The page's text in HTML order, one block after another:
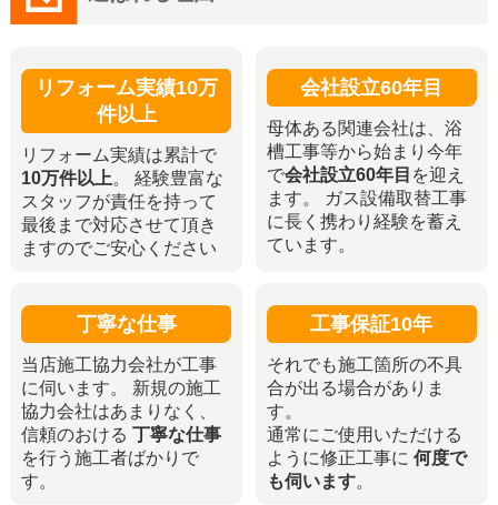
リフォーム実績10万
件以上
リフォーム実績は累計で
10万件以上。 経験豊富な
スタッフが責任を持って
最後まで対応させて頂き
ますのでご安心ください
会社設立60年目
母体ある関連会社は、浴
槽工事等から始まり今年
で会社設立60年目 を迎え
ます。 ガス設備取替工事
に長く携わり経験を蓄え
ています。
丁寧な仕事
当店施工協力会社が工事
に伺います。 新規の施工
協力会社はあまりなく、
信頼のおける 丁寧な仕事
を行う施工者ばかりで
す。
工事保証10年
それでも施工箇所の不具
合が出る場合がありま
す。
通常にご使用いただける
ように修正工事に 何度で
も伺います。